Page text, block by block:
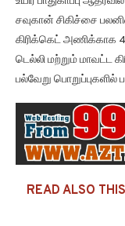
சவுகான் சிகிச்சை
கிரிக்கெட் அணிக்காக
டெல்லி மற்றும் மாவட்ட
பல்வேறு பொறுப்புகளில்
READ ALSO THIS